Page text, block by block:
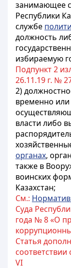
занимающее
Республики
службе
должность
избираемую
Подпункт 2
26.11.19 г. №
2)
временно
власти либо
органах,
также в
воинских
Казахстан;
См.:
Суда
года № 8 «О
Статья
соответствии
VI